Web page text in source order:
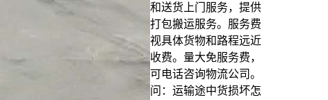
和送货上门服务，提供
打包搬运服务。服务费
视具体货物和路程远近
收费。量大免服务费，
可电话咨询物流公司。
问：运输途中货损坏怎